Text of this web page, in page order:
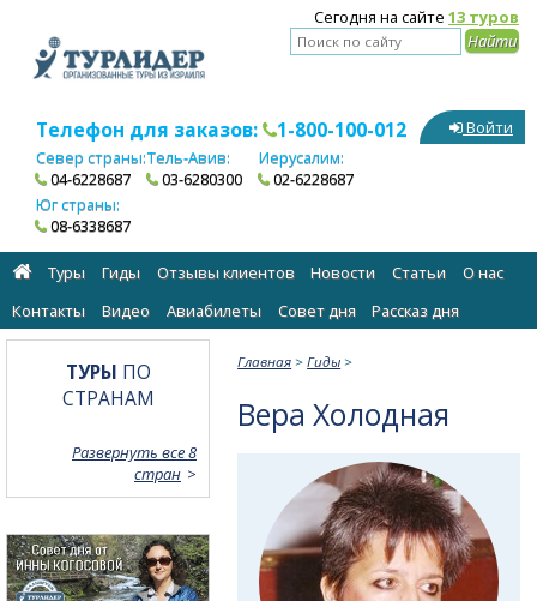
Сегодня на сайте 13 туров
Телефон для заказов: 1-800-100-012
Север страны:
04-6228687
Тель-Авив:
03-6280300
Иерусалим:
02-6228687
Юг страны:
08-6338687
Войти
Туры Гиды Отзывы клиентов Новости Статьи
О нас
Контакты
Видео Авиабилеты Cовет дня Рассказ дня
Главная >Гиды >
Вера Холодная
ТУРЫ ПО
СТРАНАМ
Развернуть все 8
стран